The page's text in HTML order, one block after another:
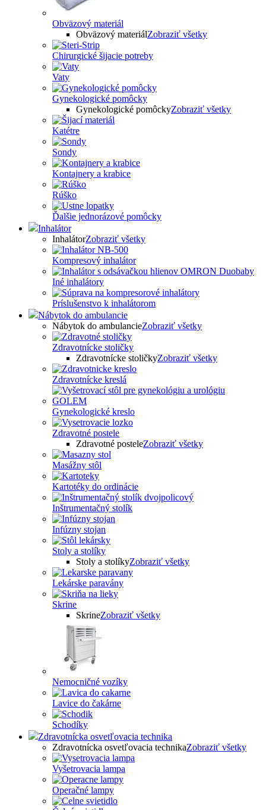
Obväzový materiál
Obväzový materiálZobraziť všetky
Chirurgické šijacie potreby
Vaty
Gynekologické pomôcky
Gynekologické pomôckyZobraziť všetky
Katétre
Sondy
Kontajnery a krabice
Rúško
Ďalšie jednorázové pomôcky
Inhalátor
InhalátorZobraziť všetky
Kompresový inhalátor
Iné inhalátory
Príslušenstvo k inhalátorom
Nábytok do ambulancie
Nábytok do ambulancieZobraziť všetky
Zdravotnícke stoličky
Zdravotnícke stoličkyZobraziť všetky
Zdravotnícke kreslá
Gynekologické kreslo
Zdravotné postele
Zdravotné posteleZobraziť všetky
Masážny stôl
Kartotéky do ordinácie
Inštrumentačný stolík
Infúzny stojan
Stoly a stolíky
Stoly a stolíkyZobraziť všetky
Lekárske paravány
Skrine
SkrineZobraziť všetky
Nemocničné vozíky
Lavice do čakárne
Schodíky
Zdravotnícka osvetľovacia technika
Zdravotnícka osvetľovacia technikaZobraziť všetky
Vyšetrovacia lampa
Operačné lampy